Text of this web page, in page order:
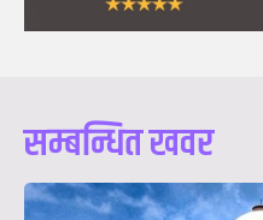
सम्बन्धित खवर